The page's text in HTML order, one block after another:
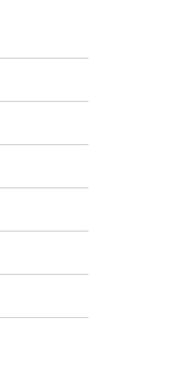
海塩